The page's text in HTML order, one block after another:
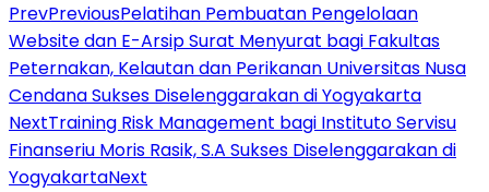
PrevPreviousPelatihan Pembuatan Pengelolaan
Website dan E-Arsip Surat Menyurat bagi Fakultas
Peternakan, Kelautan dan Perikanan Universitas Nusa
Cendana Sukses Diselenggarakan di Yogyakarta
NextTraining Risk Management bagi Instituto Servisu
Finanseriu Moris Rasik, S.A Sukses Diselenggarakan di
YogyakartaNext